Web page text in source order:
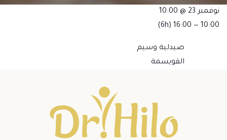
صيدلية وسيم
القويسمة
نوفمبر 23 @ 10:00
10:00 — 16:00
(6h)